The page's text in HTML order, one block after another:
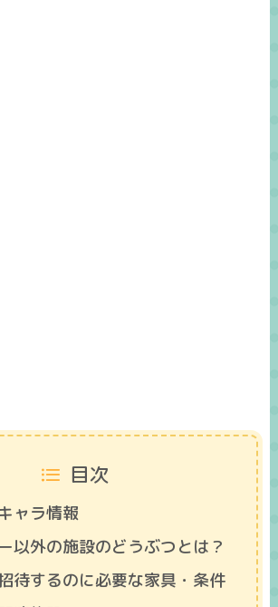
目次
ャラ情報
以外の施設のどうぶつとは？
待するのに必要な家具・条件